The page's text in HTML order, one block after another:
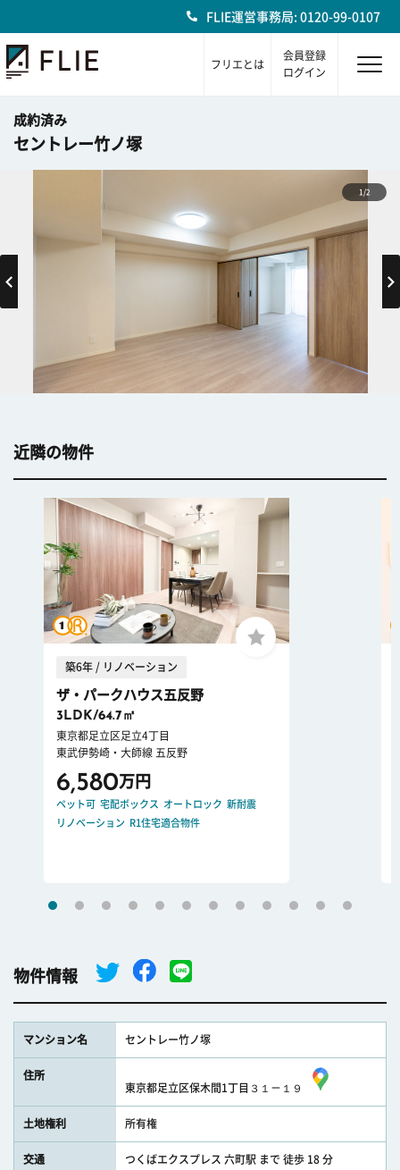
FLIE運営事務局: 0120-99-0107
フリエとは
会員登録
ログイン
成約済み
セントレー竹ノ塚
1/2
近隣の物件
築6年 / リノベーション
ザ・パークハウス五反野
3LDK/64.7㎡
東京都足立区足立4丁目
東武伊勢崎・大師線 五反野
6,580万円
ペット可 宅配ボックス オートロック 新耐震
リノベーション
R1住宅適合物件
物件情報
マンション名 セントレー竹ノ塚
住所
東京都足立区保木間1丁目３１－１９
土地権利 所有権
交通
つくばエクスプレス 六町駅 まで 徒歩 18 分